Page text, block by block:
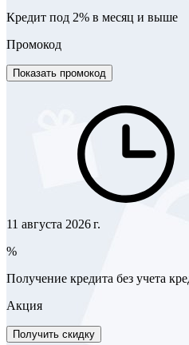
Кредит под 2% в месяц и выше
Промокод
Показать промокод
11 августа 2026 г.
%
Получение кредита без учета
Акция
Получить скидку